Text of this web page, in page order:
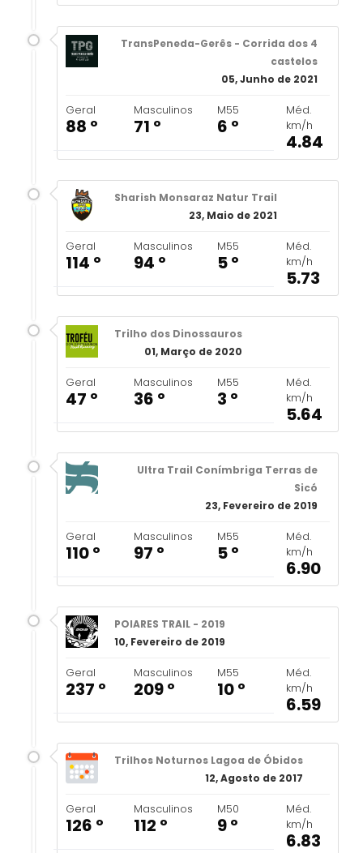
TransPeneda-Gerês - Corrida dos 4
castelos
05, Junho de 2021
Geral
88 º
Masculinos
71 º
M55
6 º
Méd.
km/h
4.84
Sharish Monsaraz Natur Trail
23, Maio de 2021
Geral
114 º
Masculinos
94 º
M55
5 º
Méd.
km/h
5.73
Trilho dos Dinossauros
01, Março de 2020
Geral
47 º
Masculinos
36 º
M55
3 º
Méd.
km/h
5.64
Ultra Trail Conímbriga Terras de
Sicó
23, Fevereiro de 2019
Geral
110 º
Masculinos
97 º
M55
5 º
Méd.
km/h
6.90
POIARES TRAIL - 2019
10, Fevereiro de 2019
Geral
237 º
Masculinos
209 º
M55
10 º
Méd.
km/h
6.59
Trilhos Noturnos Lagoa de Óbidos
12, Agosto de 2017
Geral
126 º
Masculinos
112 º
M50
9 º
Méd.
km/h
6.83